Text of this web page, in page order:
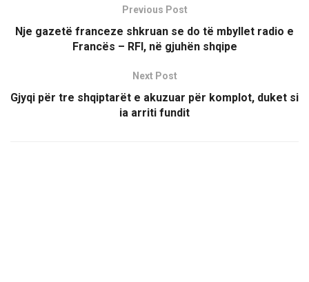
Previous Post
Nje gazetë franceze shkruan se do të mbyllet radio e
Francës – RFI, në gjuhën shqipe
Next Post
Gjyqi për tre shqiptarët e akuzuar për komplot, duket si
ia arriti fundit